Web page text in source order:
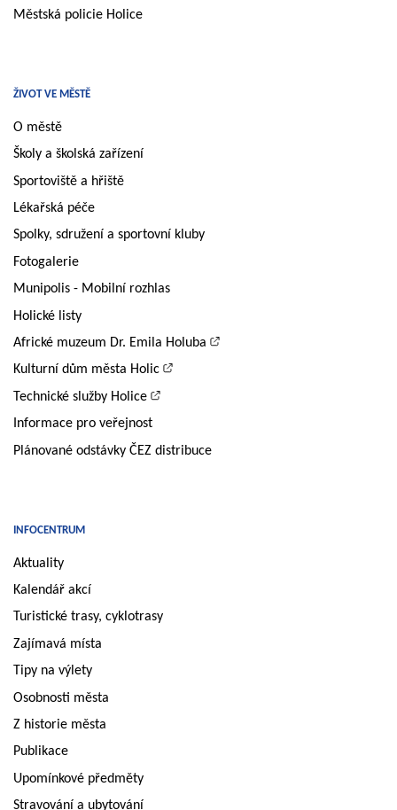
Městská policie Holice
ŽIVOT VE MĚSTĚ
O městě
Školy a školská zařízení
Sportoviště a hřiště
Lékařská péče
Spolky, sdružení a sportovní kluby
Fotogalerie
Munipolis - Mobilní rozhlas
Holické listy
Africké muzeum Dr. Emila Holuba
Kulturní dům města Holic
Technické služby Holice
Informace pro veřejnost
Plánované odstávky ČEZ distribuce
INFOCENTRUM
Aktuality
Kalendář akcí
Turistické trasy, cyklotrasy
Zajímavá místa
Tipy na výlety
Osobnosti města
Z historie města
Publikace
Upomínkové předměty
Stravování a ubytování